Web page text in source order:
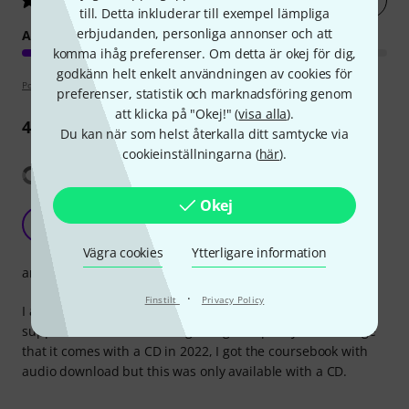
till. Detta inkluderar till exempel lämpliga
erbjudanden, personliga annonser och att
komma ihåg preferenser. Om detta är okej för dig,
godkänn helt enkelt användningen av cookies för
preferenser, statistik och marknadsföring genom
att klicka på "Okej!" (visa alla).
Du kan när som helst återkalla ditt samtycke via
cookieinställningarna (här).
Okej
Vägra cookies Ytterligare information
Finstilt · Privacy Policy
ARRANGEMANG
Poängpolicy
4Recensioner
Visa översättning
Good supporting material
B. Kelemen 06.01.2023
I am using the coursebook and this collection nicely
supplements it. Nice editing and good quality. It is strange
that it comes with a CD in 2022, I got the coursebook with
audio download but this was only available with a CD.
arrangemang